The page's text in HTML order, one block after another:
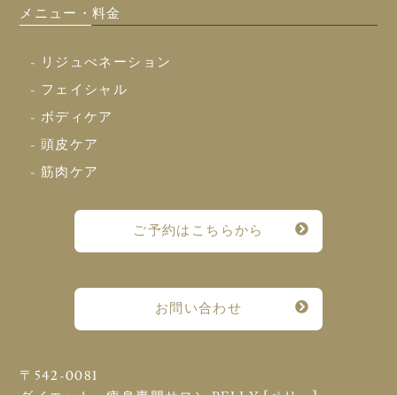
メニュー・料金
- リジュべネーション
- フェイシャル
- ボディケア
- 頭皮ケア
- 筋肉ケア
ご予約はこちらから
お問い合わせ
〒542-0081